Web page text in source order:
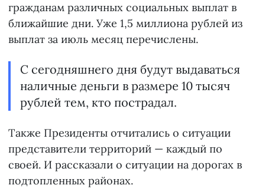
гражданам различных социальных выплат в
ближайшие дни. Уже 1,5 миллиона рублей из
выплат за июль месяц перечислены.
С сегодняшнего дня будут выдаваться
наличные деньги в размере 10 тысяч
рублей тем, кто пострадал.
Также Президенты отчитались о ситуации
представители территорий — каждый по
своей. И рассказали о ситуации на дорогах в
подтопленных районах.